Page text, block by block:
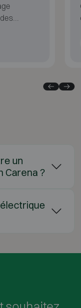
un
Carena ?